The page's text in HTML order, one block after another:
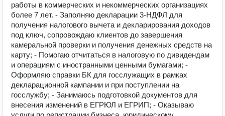
работы в коммерческих и некоммерческих организациях
более 7 лет. - Заполняю декларации 3-НДФЛ для
получения налогового вычета и декларирования доходов
под ключ, сопровождаю клиентов до завершения
камеральной проверки и получения денежных средств на
карту; - Помогаю отчитаться в налоговую по дивидендам
и операциям с иностранными ценными бумагами; -
Оформляю справки БК для госслужащих в рамках
декларационной кампании и при поступлении на
госслужбу; - Занимаюсь подготовкой документов для
внесения изменений в ЕГРЮЛ и ЕГРИП; - Оказываю